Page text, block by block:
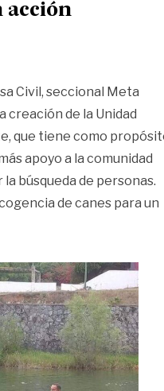
acción
Civil, seccional Meta
creación de la Unidad
que tiene como
apoyo a la comunidad
búsqueda de personas.
de canes para un